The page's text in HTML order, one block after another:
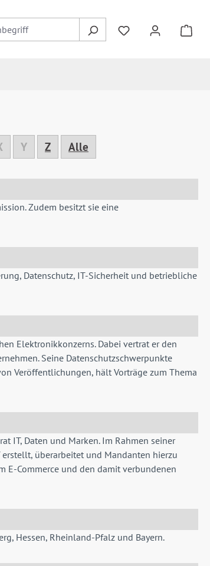
Du hast 0
Y Z Alle
Zudem besitzt sie eine
Datenschutz, IT-Sicherheit und betriebliche
Elektronikkonzerns. Dabei vertrat er den
Seine Datenschutzschwerpunkte
Veröffentlichungen, hält Vorträge zum Thema
IT, Daten und Marken. Im Rahmen seiner
überarbeitet und Mandanten hierzu
E-Commerce und den damit verbundenen
Hessen, Rheinland-Pfalz und Bayern.